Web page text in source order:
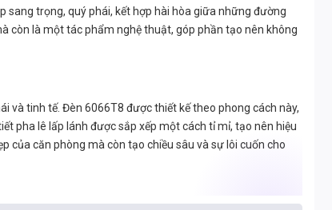
sang trọng, quý phái, kết hợp hài hòa giữa những đường
còn là một tác phẩm nghệ thuật, góp phần tạo nên không
và tinh tế. Đèn 6066T8 được thiết kế theo phong cách này,
pha lê lấp lánh được sắp xếp một cách tỉ mỉ, tạo nên hiệu
của căn phòng mà còn tạo chiều sâu và sự lôi cuốn cho